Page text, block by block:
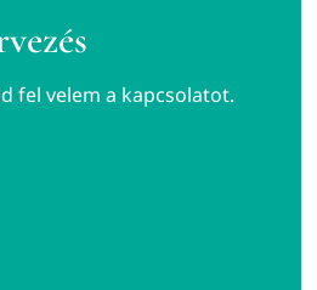
fel velem a kapcsolatot.